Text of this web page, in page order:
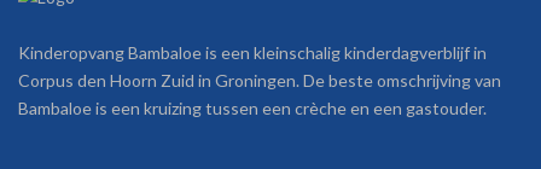
Kinderopvang Bambaloe is een kleinschalig kinderdagverblijf in
Corpus den Hoorn Zuid in Groningen. De beste omschrijving van
Bambaloe is een kruizing tussen een crèche en een gastouder.